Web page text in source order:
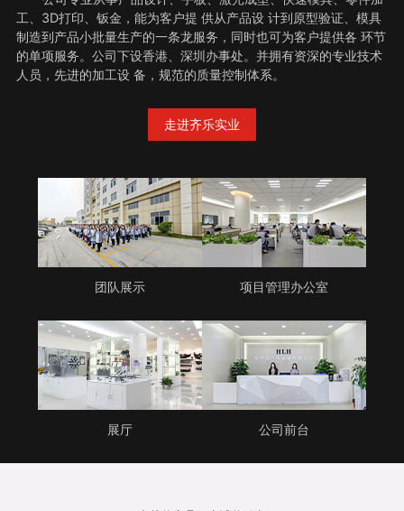
工、3D打印、钣金，能为客户提 供从产品设 计到原型验证、模具
制造到产品小批量生产的一条龙服务，同时也可为客户提供各 环节
的单项服务。公司下设香港、深圳办事处。并拥有资深的专业技术
人员，先进的加工设 备，规范的质量控制体系。
走进齐乐实业
团队展示 项目管理办公室
展厅 公司前台